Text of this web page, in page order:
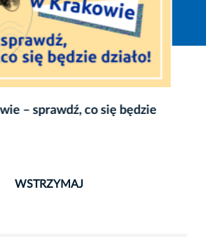
Noce? Powiedz nam!
WSTRZYMAJ